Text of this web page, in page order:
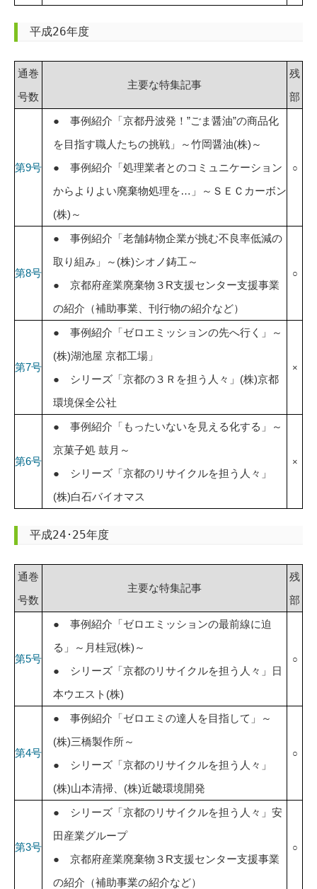
平成26年度
通巻
号数
主要な特集記事
残
部
第9号
● 事例紹介「京都丹波発！”ごま醤油”の商品化
を目指す職人たちの挑戦」～竹岡醤油(株)～
● 事例紹介「処理業者とのコミュニケーション
からよりよい廃棄物処理を…」～ＳＥＣカーボン
(株)～
○
第8号
● 事例紹介「老舗鋳物企業が挑む不良率低減の
取り組み」～(株)シオノ鋳工～
● 京都府産業廃棄物３R支援センター支援事業
の紹介（補助事業、刊行物の紹介など）
○
第7号
● 事例紹介「ゼロエミッションの先へ行く」～
(株)湖池屋 京都工場」
● シリーズ「京都の３Ｒを担う人々」(株)京都
環境保全公社
×
第6号
● 事例紹介「もったいないを見える化する」～
京菓子処 鼓月～
● シリーズ「京都のリサイクルを担う人々」
(株)白石バイオマス
×
平成24･25年度
通巻
号数
主要な特集記事
残
部
第5号
● 事例紹介「ゼロエミッションの最前線に迫
る」～月桂冠(株)～
● シリーズ「京都のリサイクルを担う人々」日
本ウエスト(株)
○
第4号
● 事例紹介「ゼロエミの達人を目指して」～
(株)三橋製作所～
● シリーズ「京都のリサイクルを担う人々」
(株)山本清掃、(株)近畿環境開発
○
第3号
● シリーズ「京都のリサイクルを担う人々」安
田産業グループ
● 京都府産業廃棄物３R支援センター支援事業
の紹介（補助事業の紹介など）
○